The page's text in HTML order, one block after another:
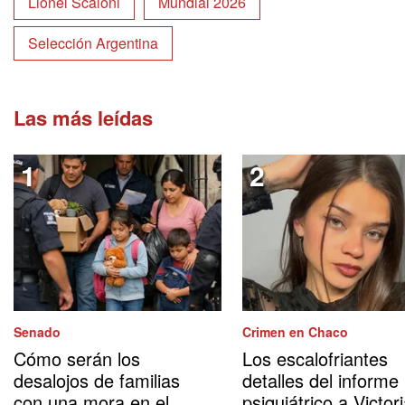
Selección Argentina
Las más leídas
Senado
Cómo serán los
desalojos de familias
Crimen en Chaco
Los escalofriantes
detalles del informe